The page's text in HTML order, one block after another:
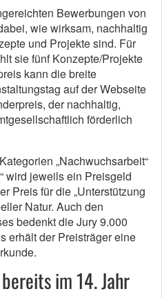
Bewerbungen von
wie wirksam, nachhaltig
und Projekte sind. Für
sie fünf Konzepte/Projekte
kann die breite
auf der Webseite
der nachhaltig,
förderlich
„Nachwuchsarbeit“
wird jeweils ein Preisgeld
Preis für die „Unterstützung
Natur. Auch den
bedenkt die Jury 9.000
erhält der Preisträger eine
im 14. Jahr